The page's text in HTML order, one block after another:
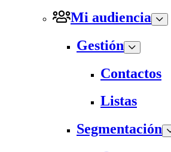
Mi audiencia
Gestión
Contactos
Listas
Segmentación